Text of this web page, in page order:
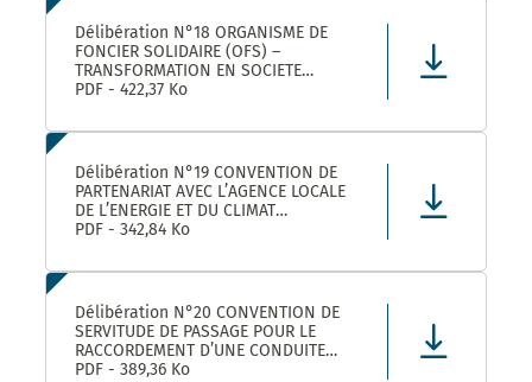
CONVENTION DE PARTENARIAT SIGNEE
POUR LA
Délibération N°18 ORGANISME DE
FONCIER SOLIDAIRE (OFS) –
TRANSFORMATION EN SOCIETE
COOPERATIVE D’INTERET COLLECTIF
CAPITAL – APPROBATION –
PDF - 422,37 Ko
Délibération N°19 CONVENTION DE
PARTENARIAT AVEC L’AGENCE LOCALE
DE L’ENERGIE ET DU CLIMAT
MONTPELLIER METROPOLE :
PDF - 342,84 Ko
Délibération N°20 CONVENTION DE
SERVITUDE DE PASSAGE POUR LE
RACCORDEMENT D’UNE CONDUITE
EAUX PLUVIALES DANS LE CADRE DE
PDF - 389,36 Ko